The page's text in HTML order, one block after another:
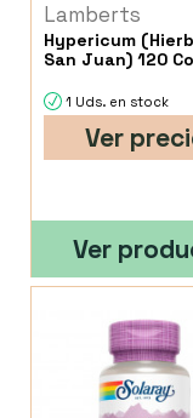
Lamberts
Hypericum
San Juan) 120
1 Uds. en stock
Ver
Ver